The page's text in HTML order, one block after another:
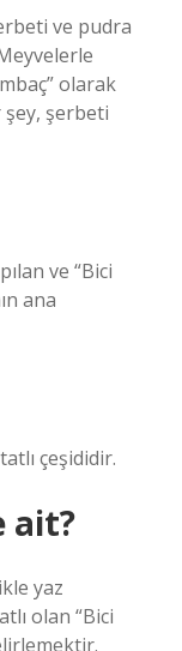
ve pudra
olarak
şey, şerbeti
ve “Bici
ana
çeşididir.
ait?
yaz
olan “Bici